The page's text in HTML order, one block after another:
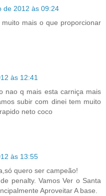
de 2012 às 09:24
mais o que proporcionar
às 12:41
nao q mais esta carniça mais
subir com dinei tem muito
neto coco
às 13:55
quero ser campeão!
penalty. Vamos Ver o Santa
Aproveitar A base.